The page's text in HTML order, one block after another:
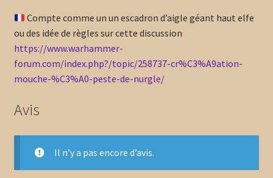
Compte comme un un escadron d’aigle géant haut elfe
ou des idée de règles sur cette discussion
https://www.warhammer-
forum.com/index.php?/topic/258737-cr%C3%A9ation-
mouche-%C3%A0-peste-de-nurgle/
Avis
Il n’y a pas encore d’avis.